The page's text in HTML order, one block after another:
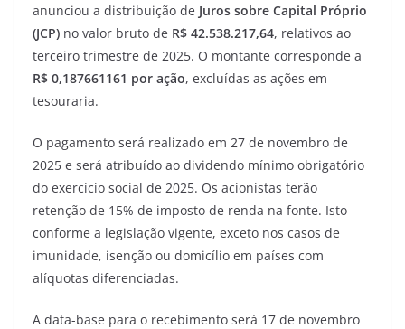
anunciou a distribuição de Juros sobre Capital Próprio
(JCP) no valor bruto de R$ 42.538.217,64, relativos ao
terceiro trimestre de 2025. O montante corresponde a
R$ 0,187661161 por ação, excluídas as ações em
tesouraria.
O pagamento será realizado em 27 de novembro de
2025 e será atribuído ao dividendo mínimo obrigatório
do exercício social de 2025. Os acionistas terão
retenção de 15% de imposto de renda na fonte. Isto
conforme a legislação vigente, exceto nos casos de
imunidade, isenção ou domicílio em países com
alíquotas diferenciadas.
A data-base para o recebimento será 17 de novembro